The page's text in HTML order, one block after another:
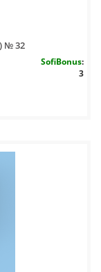
№ 32
SofiBonus:
3